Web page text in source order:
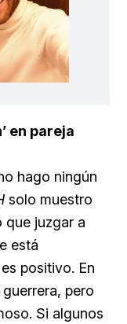
en pareja
hago ningún
solo muestro
que juzgar a
está
positivo. En
pero
Si algunos